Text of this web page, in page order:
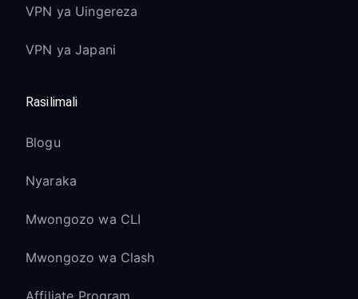
VPN ya Uingereza
VPN ya Japani
Rasilimali
Blogu
Nyaraka
Mwongozo wa CLI
Mwongozo wa Clash
Affiliate Program